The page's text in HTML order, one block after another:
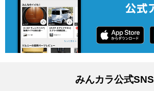
みんカラ公式SNS